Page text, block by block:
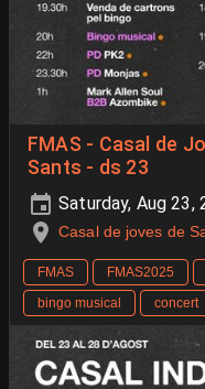
FMAS - Casal de
Sants - ds 23
Saturday, Aug 23,
Casal de joves de
FMAS FMAS2025
bingo musical
concert